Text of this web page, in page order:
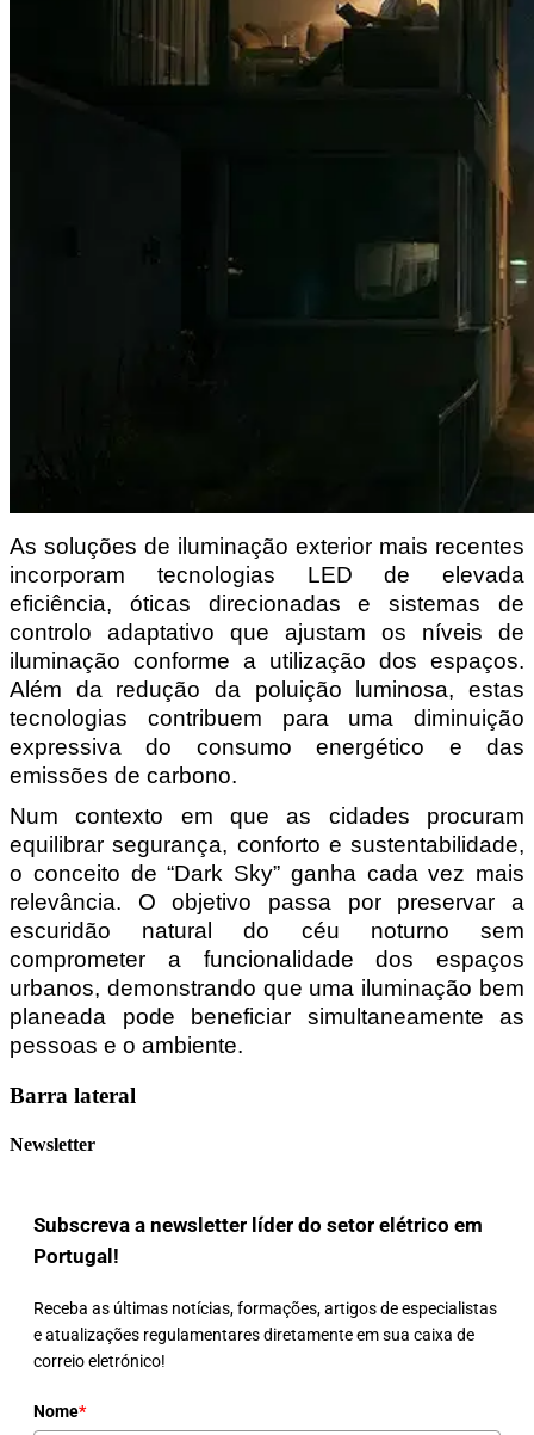
As soluções de iluminação exterior mais recentes
incorporam tecnologias LED de elevada
eficiência, óticas direcionadas e sistemas de
controlo adaptativo que ajustam os níveis de
iluminação conforme a utilização dos espaços.
Além da redução da poluição luminosa, estas
tecnologias contribuem para uma diminuição
expressiva do consumo energético e das
emissões de carbono.
Num contexto em que as cidades procuram
equilibrar segurança, conforto e sustentabilidade,
o conceito de “Dark Sky” ganha cada vez mais
relevância. O objetivo passa por preservar a
escuridão natural do céu noturno sem
comprometer a funcionalidade dos espaços
urbanos, demonstrando que uma iluminação bem
planeada pode beneficiar simultaneamente as
pessoas e o ambiente.
Barra lateral
Newsletter
Subscreva a newsletter líder do setor elétrico em
Portugal!
Receba as últimas notícias, formações, artigos de especialistas
e atualizações regulamentares diretamente em sua caixa de
correio eletrónico!
Nome*